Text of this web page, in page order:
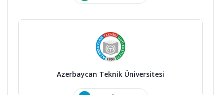
Azerbaycan Teknik Üniversitesi